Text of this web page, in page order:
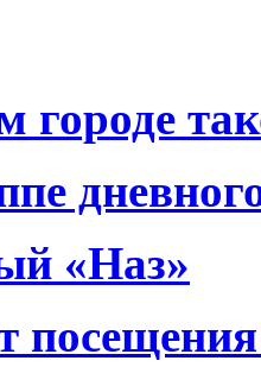
городе
«Наз»